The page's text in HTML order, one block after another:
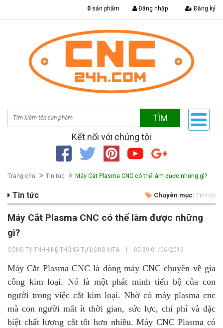
0 sản phẩm Đăng nhập Đăng ký
TÌM
Kết nối với chúng tôi
Trang chủ Tin tức Máy Cắt Plasma CNC có thể làm được những gì?
Tin tức Chuyên mục: Tin tức
Máy Cắt Plasma CNC có thể làm được những
gì?
CÔNG TY TNHH HỆ THỐNG TỰ ĐỘNG MTA 05:39 01/06/2019
Máy Cắt Plasma CNC là dòng máy CNC chuyên về gia
công kim loại. Nó là một phát minh tiến bộ của con
người trong việc cắt kim loại. Nhờ có máy plasma cnc
mà con người mất ít thời gian, sức lực, chi phí và đặc
biệt chất lượng cắt tốt hơn nhiều. Máy CNC Plasma có